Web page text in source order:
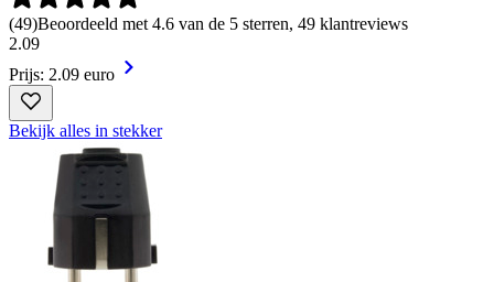
(49)Beoordeeld met 4.6 van de 5 sterren, 49 klantreviews
2.09
Prijs: 2.09 euro
Bekijk alles in stekker